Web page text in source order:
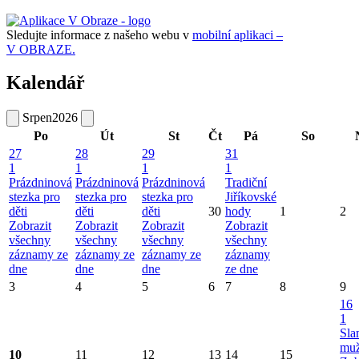
Sledujte informace z našeho webu v mobilní aplikaci –
V OBRAZE.
Kalendář
Srpen2026
Po
Út St Čt Pá So
27
1
Prázdninová
stezka pro
děti
Zobrazit
všechny
záznamy ze
dne
28
1
Prázdninová
stezka pro
děti
Zobrazit
všechny
záznamy ze
dne
29
1
Prázdninová
stezka pro
děti
Zobrazit
všechny
záznamy ze
dne
30
31
1
Tradiční
Jiříkovské
hody
Zobrazit
všechny
záznamy
ze dne
1 2
3 4 5 6 7 8 9
10 11 12 13 14 15
16
1